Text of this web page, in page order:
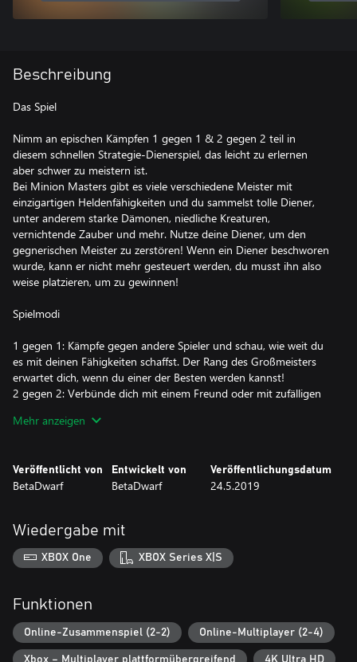
Beschreibung
Das Spiel
Nimm an epischen Kämpfen 1 gegen 1 & 2 gegen 2 teil in
diesem schnellen Strategie-Dienerspiel, das leicht zu erlernen
aber schwer zu meistern ist.
Bei Minion Masters gibt es viele verschiedene Meister mit
einzigartigen Heldenfähigkeiten und du sammelst tolle Diener,
unter anderem starke Dämonen, niedliche Kreaturen,
vernichtende Zauber und mehr. Nutze deine Diener, um den
gegnerischen Meister zu zerstören! Wenn ein Diener beschworen
wurde, kann er nicht mehr gesteuert werden, du musst ihn also
weise platzieren, um zu gewinnen!
Spielmodi
1 gegen 1: Kämpfe gegen andere Spieler und schau, wie weit du
es mit deinen Fähigkeiten schaffst. Der Rang des Großmeisters
erwartet dich, wenn du einer der Besten werden kannst!
2 gegen 2: Verbünde dich mit einem Freund oder mit zufälligen
unglaublichen 2 gegen 2 Kämpfen. Doppelt so viele Diener,
Karten. Du bekommst bessere Belohnungen, wenn du mehr
Gegner besiegst, aber sei vorsichtig: 3 Niederlagen und du bist
Legendäre Meister
bestmöglich einsetzt und dein Deck um ihn herum aufbaust, um
einen eigenen Spielstil, so entstehen Möglichkeiten für
verschiedene Strategien! Nur die ehrgeizigsten Spieler können
Mehr anzeigen
Veröffentlicht von
BetaDwarf
Entwickelt von
BetaDwarf
Veröffentlichungsdatum
24.5.2019
Wiedergabe mit
XBOX One XBOX Series X|S
Funktionen
Online-Zusammenspiel (2-2) Online-Multiplayer (2-4)
Xbox – Multiplayer plattformübergreifend 4K Ultra HD